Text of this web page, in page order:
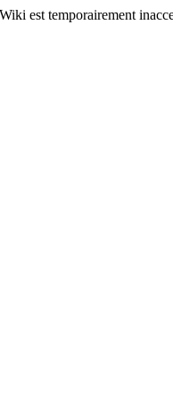
est temporairement